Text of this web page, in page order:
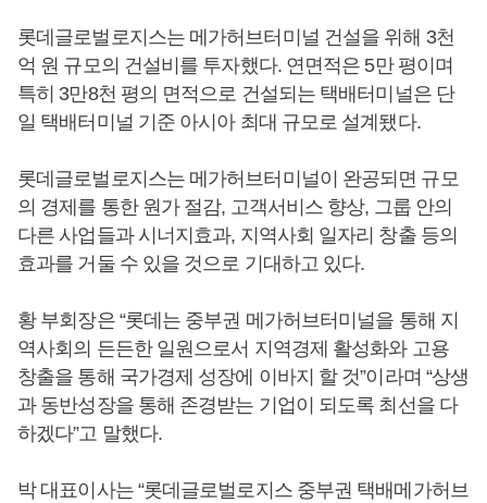
롯데글로벌로지스는 메가허브터미널 건설을 위해 3천
억 원 규모의 건설비를 투자했다. 연면적은 5만 평이며
특히 3만8천 평의 면적으로 건설되는 택배터미널은 단
일 택배터미널 기준 아시아 최대 규모로 설계됐다.
롯데글로벌로지스는 메가허브터미널이 완공되면 규모
의 경제를 통한 원가 절감, 고객서비스 향상, 그룹 안의
다른 사업들과 시너지효과, 지역사회 일자리 창출 등의
효과를 거둘 수 있을 것으로 기대하고 있다.
황 부회장은 “롯데는 중부권 메가허브터미널을 통해 지
역사회의 든든한 일원으로서 지역경제 활성화와 고용
창출을 통해 국가경제 성장에 이바지 할 것”이라며 “상생
과 동반성장을 통해 존경받는 기업이 되도록 최선을 다
하겠다”고 말했다.
박 대표이사는 “롯데글로벌로지스 중부권 택배메가허브